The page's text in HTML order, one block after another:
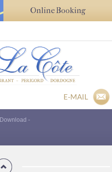
Online Booking
E-MAIL
Download -